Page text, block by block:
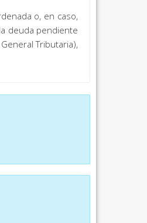
o, en caso,
deuda pendiente
Tributaria),